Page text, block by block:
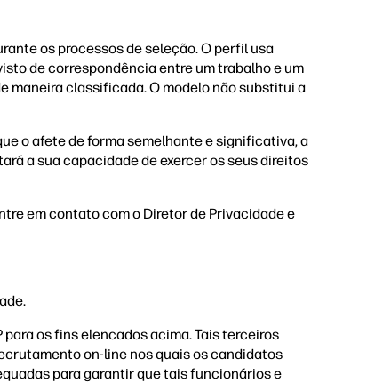
os processos de seleção. O perfil usa
de correspondência entre um trabalho e um
maneira classificada. O modelo não substitui a
o afete de forma semelhante e significativa, a
a sua capacidade de exercer os seus direitos
em contato com o Diretor de Privacidade e
os fins elencados acima. Tais terceiros
on-line nos quais os candidatos
para garantir que tais funcionários e